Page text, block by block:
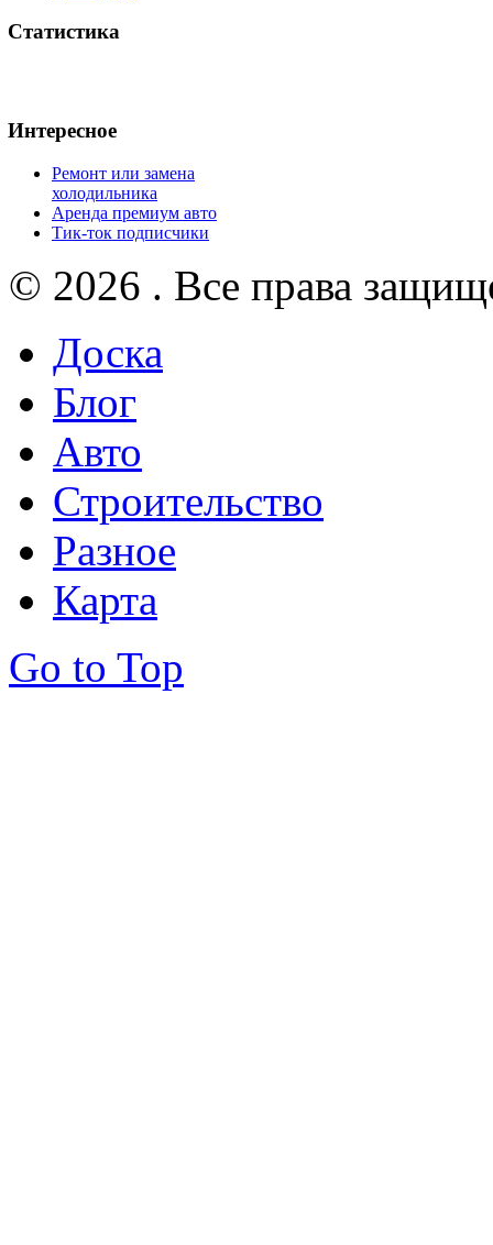
Статистика
Интересное
Ремонт или замена
холодильника
Аренда премиум авто
Тик-ток подписчики
© 2026 . Все права
Доска
Блог
Авто
Строительство
Разное
Карта
Go to Top